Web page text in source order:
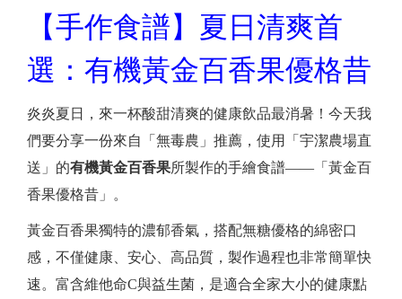
【手作食譜】夏日清爽首
選：有機黃金百香果優格昔
炎炎夏日，來一杯酸甜清爽的健康飲品最消暑！今天我
們要分享一份來自「無毒農」推薦，使用「宇潔農場直
送」的有機黃金百香果所製作的手繪食譜——「黃金百
香果優格昔」。
黃金百香果獨特的濃郁香氣，搭配無糖優格的綿密口
感，不僅健康、安心、高品質，製作過程也非常簡單快
速。富含維他命C與益生菌，是適合全家大小的健康點